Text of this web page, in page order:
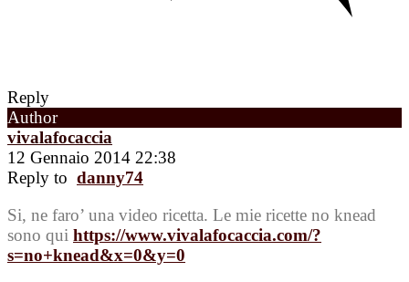
Reply
Author
vivalafocaccia
12 Gennaio 2014 22:38
Reply to danny74
Si, ne faro’ una video ricetta. Le mie ricette no knead
sono qui https://www.vivalafocaccia.com/?
s=no+knead&x=0&y=0